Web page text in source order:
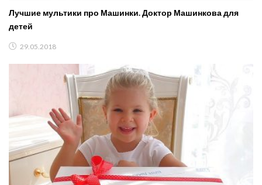
Лучшие мультики про Машинки. Доктор Машинкова для
детей
29.05.2018